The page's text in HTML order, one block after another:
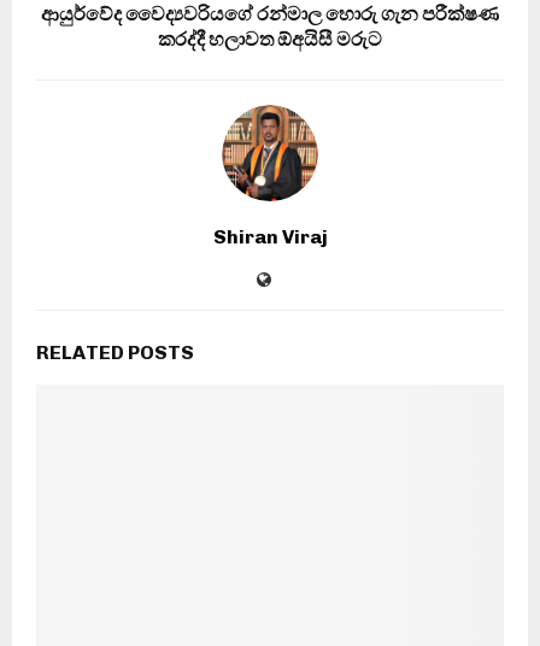
ආයුර්වේද වෛද්‍යවරියගේ රන්මාල හොරු ගැන පරීක්ෂණ
කරද්දී හලාවත ඕඅයිසී මරුට
Shiran Viraj
RELATED POSTS